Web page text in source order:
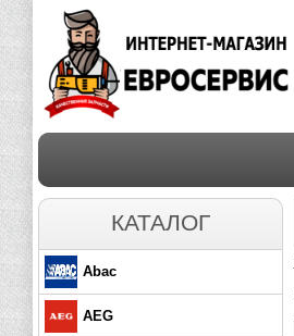
КАТАЛОГ
Abac
AEG